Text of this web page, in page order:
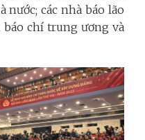
nước;các nhà báo lão
báo chí trung ương và